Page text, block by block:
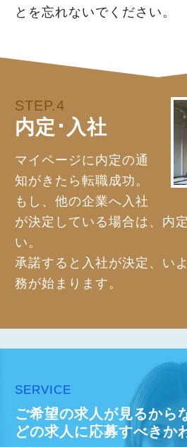
とを忘れないでください。
STEP.4
内定･入社
マイページに内定の通
知がきたら転職成功。
もし、他の企業へ入社
が決定している場合は、内
い。
承諾すると入社が決定、い
務が始まります。
SERVICE
ご希望の求人が見るから
どの求人に応募すべきか